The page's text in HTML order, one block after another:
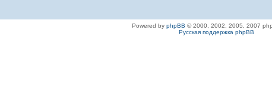
Powered by phpBB © 2000, 2002, 2005, 2007
Русская поддержка phpBB